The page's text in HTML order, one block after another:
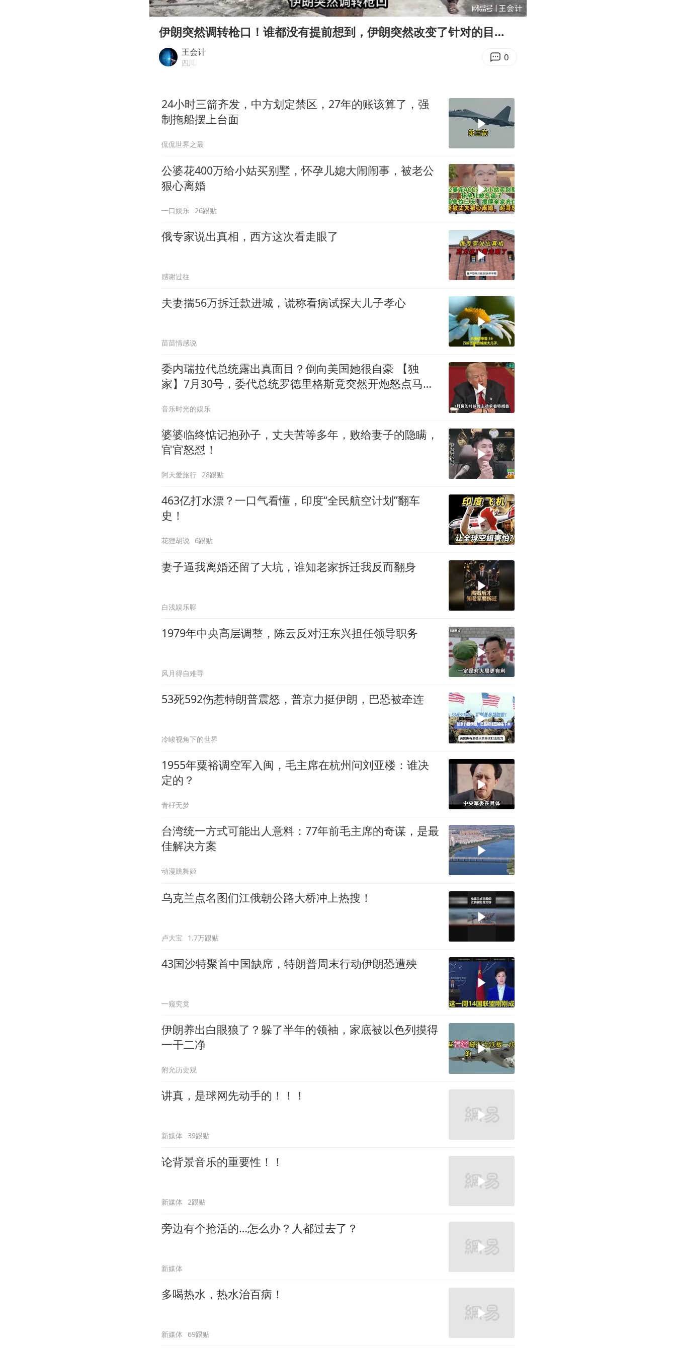
乘客脱鞋散发异味 司机提醒反被怼
日本籍女网红在韩直播时自杀身亡
汕头市政府被约谈
南太行山失联女孩最后信号不在山林
Play
00:00 05:03
Enter
伊朗突然调转枪口！谁都没有提前想到，伊朗突然改变了针对的目…
王会计
四川 0
24小时三箭齐发，中方划定禁区，27年的账该算了，强
制拖船摆上台面
侃侃世界之最
公婆花400万给小姑买别墅，怀孕儿媳大闹闹事，被老公
狠心离婚
一口娱乐 26跟贴
俄专家说出真相，西方这次看走眼了
感谢过往
夫妻揣56万拆迁款进城，谎称看病试探大儿子孝心
苗苗情感说
委内瑞拉代总统露出真面目？倒向美国她很自豪 【独
家】7月30号，委代总统罗德里格斯竟突然开炮怒点马杜
音乐时光的娱乐
婆婆临终惦记抱孙子，丈夫苦等多年，败给妻子的隐瞒，
官官怒怼！
阿天爱旅行 28跟贴
463亿打水漂？一口气看懂，印度“全民航空计划”翻车
史！
花狸胡说 6跟贴
妻子逼我离婚还留了大坑，谁知老家拆迁我反而翻身
白浅娱乐聊
1979年中央高层调整，陈云反对汪东兴担任领导职务
风月得自难寻
53死592伤惹特朗普震怒，普京力挺伊朗，巴恐被牵连
冷峻视角下的世界
1955年粟裕调空军入闽，毛主席在杭州问刘亚楼：谁决
定的？
青杍无梦
台湾统一方式可能出人意料：77年前毛主席的奇谋，是最
佳解决方案
动漫跳舞姬
乌克兰点名图们江俄朝公路大桥冲上热搜！
卢大宝 1.7万跟贴
43国沙特聚首中国缺席，特朗普周末行动伊朗恐遭殃
一窥究竟
伊朗养出白眼狼了？躲了半年的领袖，家底被以色列摸得
一干二净
附允历史观
讲真，是球网先动手的！！！
新媒体 39跟贴
论背景音乐的重要性！！
新媒体 2跟贴
旁边有个抢活的…怎么办？人都过去了？
新媒体
多喝热水，热水治百病！
新媒体 69跟贴